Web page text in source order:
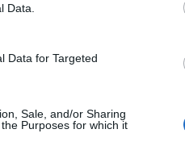
Data.
Data for Targeted
Sale, and/or Sharing
Purposes for which it